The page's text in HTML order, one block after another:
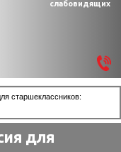
слабовидящих
старшеклассников:
для